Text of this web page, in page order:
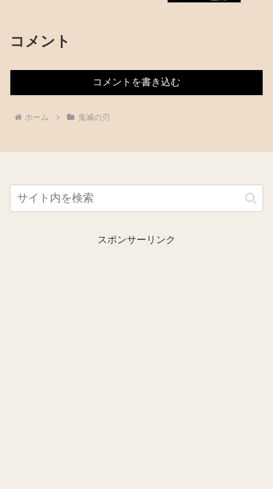
コメント
コメントを書き込む
ホーム 鬼滅の刃
スポンサーリンク